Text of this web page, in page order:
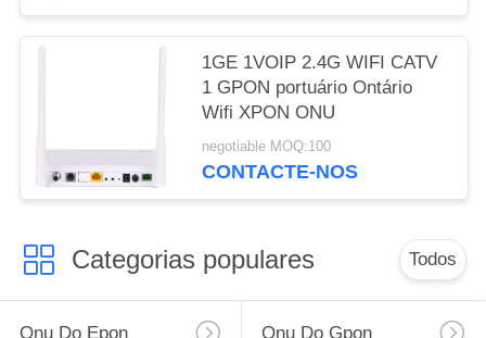
1GE 1VOIP 2.4G WIFI CATV
1 GPON portuário Ontário
Wifi XPON ONU
negotiable MOQ:100
CONTACTE-NOS
Categorias populares Todos
Onu Do Epon Onu Do Gpon